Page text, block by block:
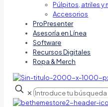
Púlpitos, atriles y
Accesorios
ProPresenter
Asesoría en Línea
Software
Recursos Digitales
Ropa & Merch
✕